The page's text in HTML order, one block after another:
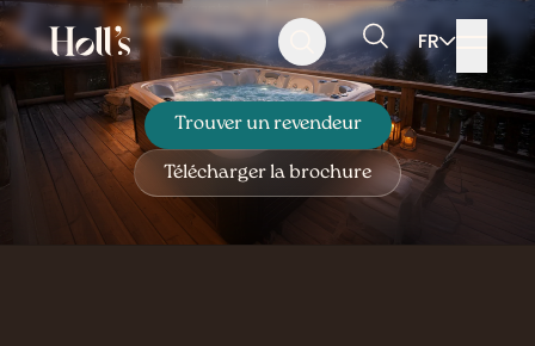
Aller
au
menu
Aller
au
contenu
Aller
au
pied
de
page
Rechercher FR
Jets massants +
blower air chaud
By-Pass pour
PAC inclus
Trouver un revendeur
Télécharger la brochure